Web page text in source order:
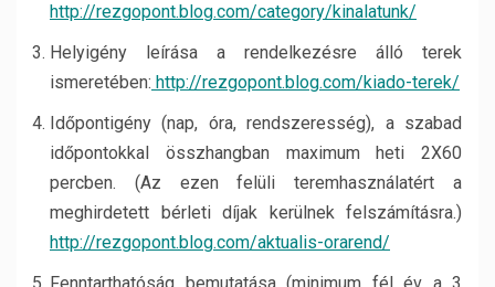
http://rezgopont.blog.com/category/kinalatunk/
Helyigény leírása a rendelkezésre álló terek
ismeretében: http://rezgopont.blog.com/kiado-terek/
Időpontigény (nap, óra, rendszeresség), a szabad
időpontokkal összhangban maximum heti 2X60
percben. (Az ezen felüli teremhasználatért a
meghirdetett bérleti díjak kerülnek felszámításra.)
http://rezgopont.blog.com/aktualis-orarend/